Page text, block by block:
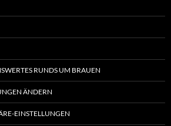
RUNDS UM BRAUEN
ÄNDERN
EINSTELLUNGEN